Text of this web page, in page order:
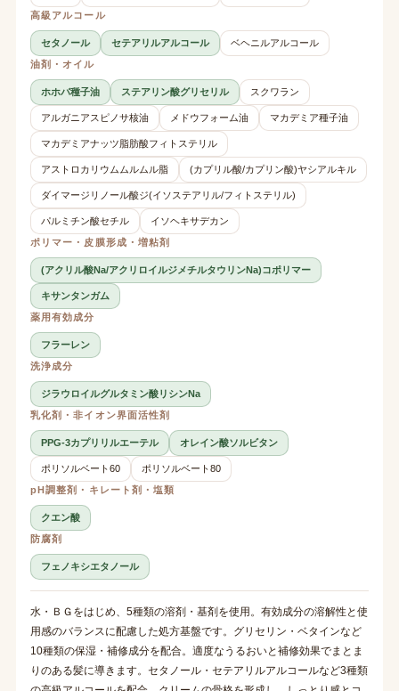
高級アルコール
セタノール セテアリルアルコール
ベヘニルアルコール
油剤・オイル
ホホバ種子油 ステアリン酸グリセリル スクワラン
アルガニアスピノサ核油 メドウフォーム油 マカデミア種子油
マカデミアナッツ脂肪酸フィトステリル
アストロカリウムムルムル脂 (カプリル酸/カプリン酸)ヤシアルキル
ダイマージリノール酸ジ(イソステアリル/フィトステリル)
パルミチン酸セチル
イソヘキサデカン
ポリマー・皮膜形成・増粘剤
(アクリル酸Na/アクリロイルジメチルタウリンNa)コポリマー
キサンタンガム
薬用有効成分
フラーレン
洗浄成分
ジラウロイルグルタミン酸リシンNa
乳化剤・非イオン界面活性剤
PPG-3カプリリルエーテル オレイン酸ソルビタン
ポリソルベート60
ポリソルベート80
pH調整剤・キレート剤・塩類
クエン酸
防腐剤
フェノキシエタノール
水・ＢＧをはじめ、5種類の溶剤・基剤を使用。有効成分の溶解性と使
用感のバランスに配慮した処方基盤です。グリセリン・ベタインなど
10種類の保湿・補修成分を配合。適度なうるおいと補修効果でまとま
りのある髪に導きます。セタノール・セテアリルアルコールなど3種類